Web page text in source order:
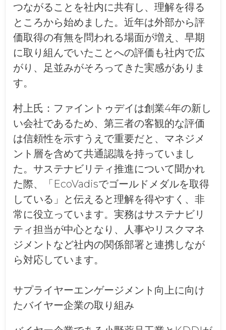
つながることを社内に共有し、理解を得る
ところから始めました。近年は外部から評
価取得の有無を問われる場面が増え、早期
に取り組んでいたことへの評価も社内で広
がり、足並みがそろってきた実感がありま
す。
村上氏： ファイントゥデイは創業4年の新し
い会社であるため、第三者の客観的な評価
は信頼性を示すうえで重要だと、マネジメ
ント層を含めて共通認識を持っていまし
た。サステナビリティ推進について聞かれ
た際、「EcoVadisでゴールドメダルを取得
している」と伝えると理解を得やすく、非
常に役立っています。実務はサステナビリ
ティ担当が中心となり、人事やリスクマネ
ジメントなど社内の関係部署と連携しなが
ら対応しています。
サプライヤーエンゲージメント向上に向け
たバイヤー企業の取り組み